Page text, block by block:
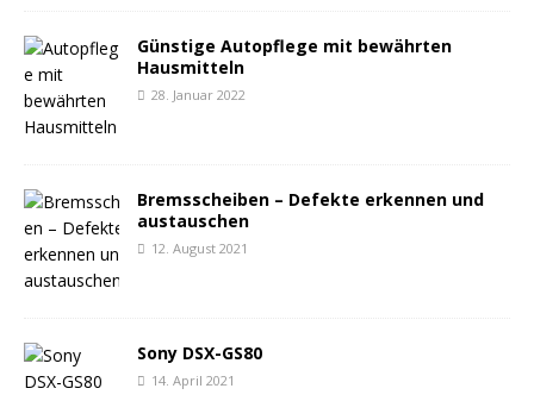
Günstige Autopflege mit bewährten
Hausmitteln
28. Januar 2022
Bremsscheiben – Defekte erkennen und
austauschen
12. August 2021
Sony DSX-GS80
14. April 2021